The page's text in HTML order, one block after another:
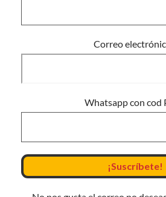
Correo
Whatsapp con cod